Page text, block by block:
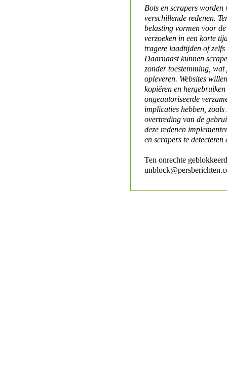
Bots en scrapers worden
verschillende redenen.
belasting vormen voor
verzoeken in een korte
tragere laadtijden of
Daarnaast kunnen
zonder toestemming,
opleveren. Websites
kopiëren en
ongeautoriseerde
implicaties hebben,
overtreding van de
deze redenen
en scrapers te detecteren
Ten onrechte